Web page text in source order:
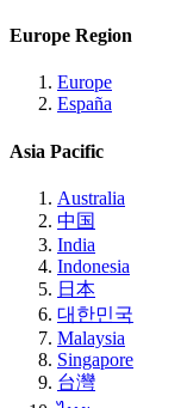
Europe Region
Europe
España
Asia Pacific
Australia
中国
India
Indonesia
日本
대한민국
Malaysia
Singapore
台灣